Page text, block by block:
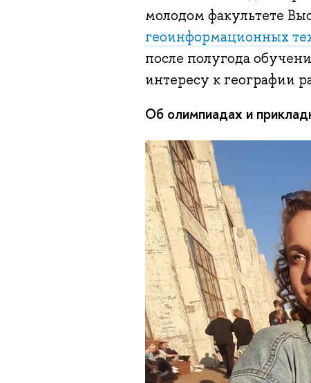
молодом факультете
геоинформационных
после полугода
интересу к географии
Об олимпиадах и